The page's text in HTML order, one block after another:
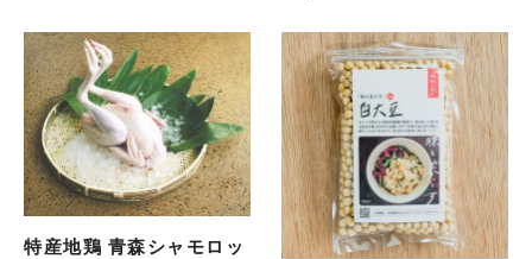
特産地鶏 青森シャモロッ